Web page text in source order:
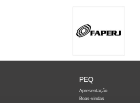
PEQ
Apresentação
Boas-vindas